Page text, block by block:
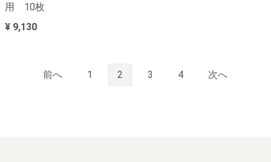
用 10枚
¥ 9,130
前へ 1 2 3 4 次へ